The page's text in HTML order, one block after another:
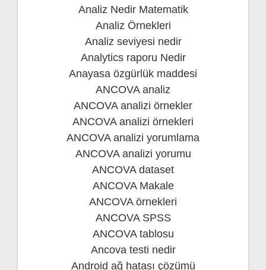
Analiz Nedir Matematik
Analiz Örnekleri
Analiz seviyesi nedir
Analytics raporu Nedir
Anayasa özgürlük maddesi
ANCOVA analiz
ANCOVA analizi örnekler
ANCOVA analizi örnekleri
ANCOVA analizi yorumlama
ANCOVA analizi yorumu
ANCOVA dataset
ANCOVA Makale
ANCOVA örnekleri
ANCOVA SPSS
ANCOVA tablosu
Ancova testi nedir
Android ağ hatası çözümü